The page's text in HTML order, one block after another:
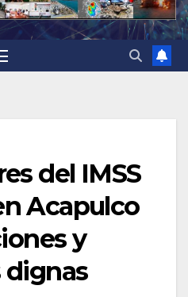
del IMSS
Acapulco
y
dignas